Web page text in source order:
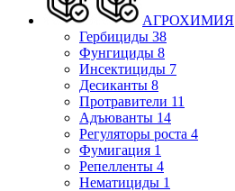
АГРОХИМИЯ
Гербициды 38
Фунгициды 8
Инсектициды 7
Десиканты 8
Протравители 11
Адъюванты 14
Регуляторы роста 4
Фумигация 1
Репелленты 4
Нематициды 1